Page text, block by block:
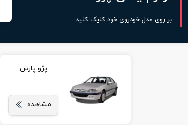
بر روی مدل خودروی خود کلیک کنید
پژو پارس
مشاهده